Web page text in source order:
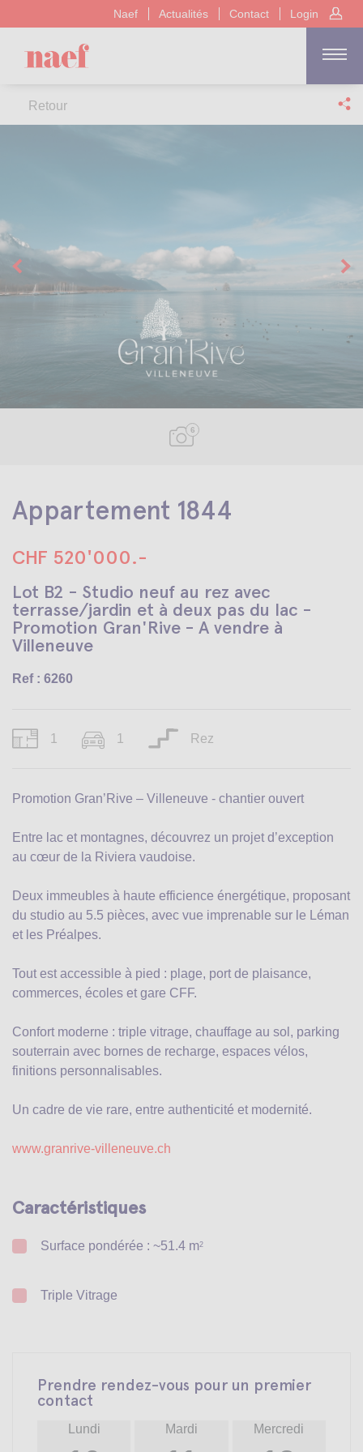
Naef Actualités Contact Login
Retour
6
Appartement 1844
CHF 520'000.-
Lot B2 - Studio neuf au rez avec
terrasse/jardin et à deux pas du lac -
Promotion Gran'Rive - A vendre à
Villeneuve
Ref : 6260
1 1 Rez
Promotion Gran’Rive – Villeneuve - chantier ouvert
Entre lac et montagnes, découvrez un projet d’exception
au cœur de la Riviera vaudoise.
Deux immeubles à haute efficience énergétique, proposant
du studio au 5.5 pièces, avec vue imprenable sur le Léman
et les Préalpes.
Tout est accessible à pied : plage, port de plaisance,
commerces, écoles et gare CFF.
Confort moderne : triple vitrage, chauffage au sol, parking
souterrain avec bornes de recharge, espaces vélos,
finitions personnalisables.
Un cadre de vie rare, entre authenticité et modernité.
www.granrive-villeneuve.ch
Caractéristiques
Surface pondérée : ~51.4 m2
Triple Vitrage
Prendre rendez-vous pour un premier
contact
Lundi Mardi Mercredi